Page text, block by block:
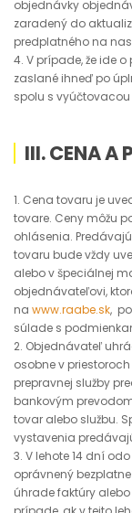
objednávky
zaradený do
predplatného na
4. V prípade, že ide
zaslané ihneď po
spolu s vyúčtovacou
III. CENA A
1. Cena tovaru je
tovare. Ceny môžu
ohlásenia.
tovaru bude vždy
alebo v špeciálnej
objednávateľovi,
na www.raabe.sk,
súlade s
2. Objednávateľ
osobne v
prepravnej služby
bankovým
tovar alebo službu.
vystavenia
3. V lehote 14 dní
oprávnený
úhrade faktúry